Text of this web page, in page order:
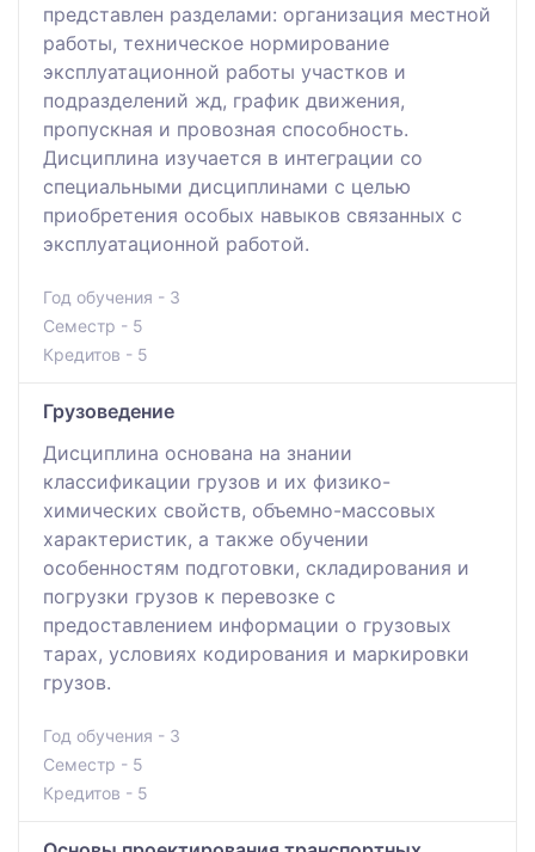
представлен разделами: организация местной
работы, техническое нормирование
эксплуатационной работы участков и
подразделений жд, график движения,
пропускная и провозная способность.
Дисциплина изучается в интеграции со
специальными дисциплинами с целью
приобретения особых навыков связанных с
эксплуатационной работой.
Год обучения - 3
Семестр - 5
Кредитов - 5
Грузоведение
Дисциплина основана на знании
классификации грузов и их физико-
химических свойств, объемно-массовых
характеристик, а также обучении
особенностям подготовки, складирования и
погрузки грузов к перевозке с
предоставлением информации о грузовых
тарах, условиях кодирования и маркировки
грузов.
Год обучения - 3
Семестр - 5
Кредитов - 5